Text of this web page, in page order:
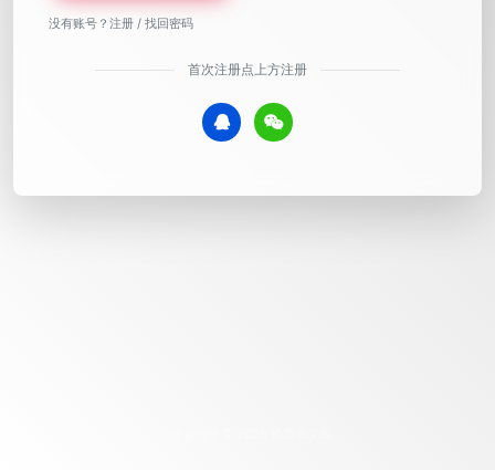
没有账号？ 注册 / 找回密码
首次注册点上方注册